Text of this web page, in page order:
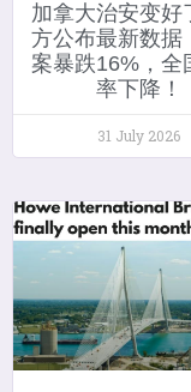
加拿大治安变好
方公布最新数据
案暴跌16%，全
率下降！
31 July 2026